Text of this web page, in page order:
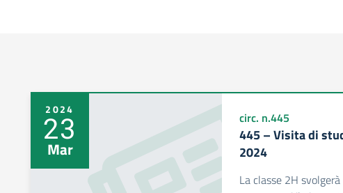
2024
23
Mar
circ. n.445
445 – Visita di
2024
La classe 2H